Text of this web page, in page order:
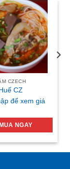
CZECH
CZ
để xem giá
MUA NGAY